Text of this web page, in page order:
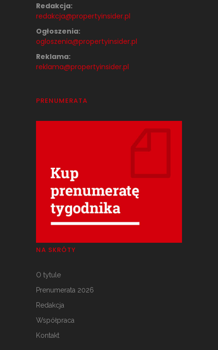
Redakcja:
redakcja@propertyinsider.pl
Ogłoszenia:
ogloszenia@propertyinsider.pl
Reklama:
reklama@propertyinsider.pl
PRENUMERATA
NA SKRÓTY
O tytule
Prenumerata 2026
Redakcja
Współpraca
Kontakt